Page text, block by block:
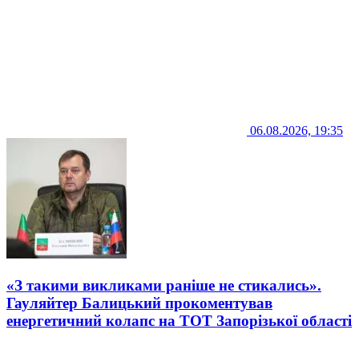
06.08.2026, 19:35
«З такими викликами раніше не стикались».
Гауляйтер Балицький прокоментував
енергетичний колапс на ТОТ Запорізької області